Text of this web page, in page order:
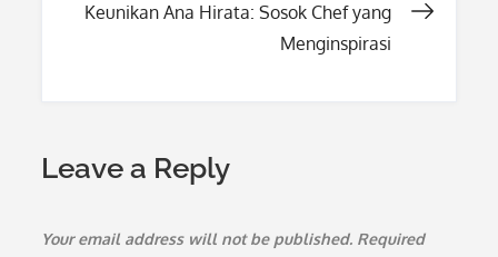
Keunikan Ana Hirata: Sosok Chef yang
Menginspirasi
Leave a Reply
Your email address will not be published. Required